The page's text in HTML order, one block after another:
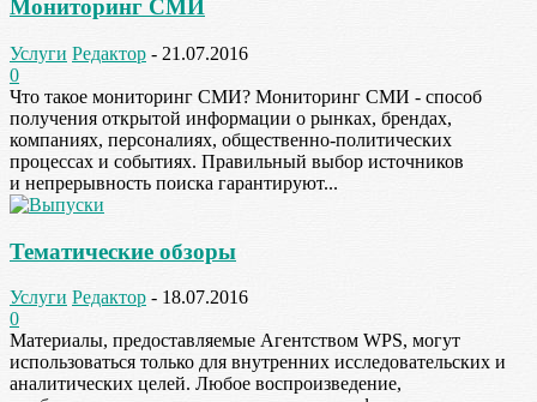
Мониторинг СМИ
Услуги Редактор - 21.07.2016
0
Что такое мониторинг СМИ? Мониторинг СМИ - способ
получения открытой информации о рынках, брендах,
компаниях, персоналиях, общественно-политических
процессах и событиях. Правильный выбор источников
и непрерывность поиска гарантируют...
Тематические обзоры
Услуги Редактор - 18.07.2016
0
Материалы, предоставляемые Агентством WPS, могут
использоваться только для внутренних исследовательских и
аналитических целей. Любое воспроизведение,